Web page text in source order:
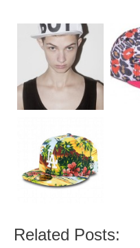
Related Posts: